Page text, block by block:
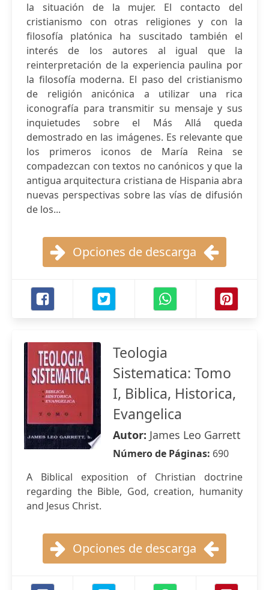
la situación de la mujer. El contacto del
cristianismo con otras religiones y con la
filosofía platónica ha suscitado también el
interés de los autores al igual que la
reinterpretación de la experiencia paulina por
la filosofía moderna. El paso del cristianismo
de religión anicónica a utilizar una rica
iconografía para transmitir su mensaje y sus
inquietudes sobre el Más Allá queda
demostrado en las imágenes. Es relevante que
los primeros iconos de María Reina se
compadezcan con textos no canónicos y que la
antigua arquitectura cristiana de Hispania abra
nuevas perspectivas sobre las vías de difusión
de los...
Opciones de descarga
Teologia
Sistematica: Tomo
I, Biblica, Historica,
Evangelica
Autor: James Leo Garrett
Número de Páginas: 690
A Biblical exposition of Christian doctrine
regarding the Bible, God, creation, humanity
and Jesus Christ.
Opciones de descarga